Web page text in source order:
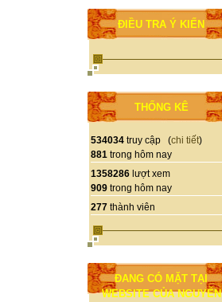
ĐIỀU TRA Ý KIẾN
THỐNG KÊ
534034 truy cập (chi tiết)
881 trong hôm nay
1358286 lượt xem
909 trong hôm nay
277 thành viên
ĐANG CÓ MẶT TẠI
WEBSITE CỦA NGUYỄN